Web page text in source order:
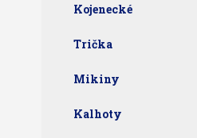
Kojenecké
Trička
Mikiny
Kalhoty